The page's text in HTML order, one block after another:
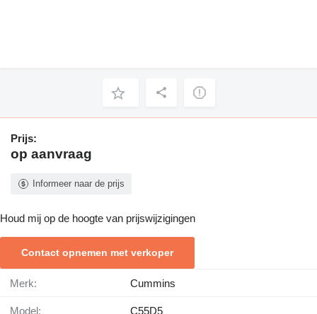
Prijs:
op aanvraag
Informeer naar de prijs
Houd mij op de hoogte van prijswijzigingen
Contact opnemen met verkoper
Merk: Cummins
Model: C55D5